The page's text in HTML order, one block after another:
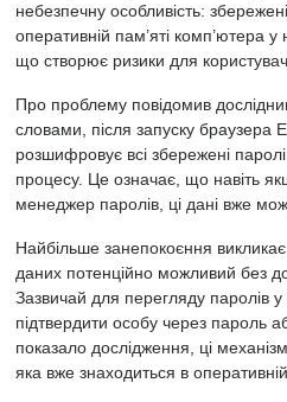
небезпечну особливість:
оперативній пам’яті комп’ютера
що створює ризики для
Про проблему повідомив
словами, після запуску браузера
розшифровує всі збережені
процесу. Це означає, що навіть
менеджер паролів, ці дані вже
Найбільше занепокоєння
даних потенційно можливий без
Зазвичай для перегляду паролів у
підтвердити особу через пароль
показало дослідження, ці
яка вже знаходиться в оперативній